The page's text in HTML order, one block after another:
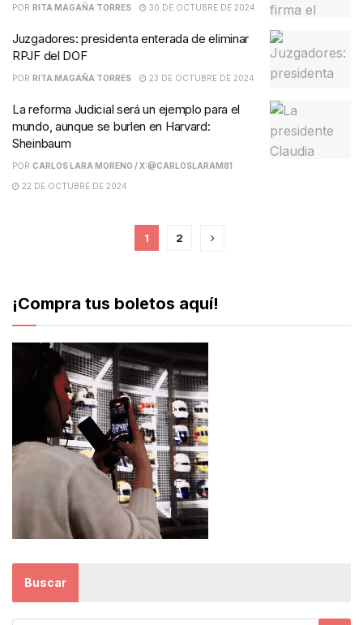
POR RITA MAGAÑA TORRES 30 DE OCTUBRE DE 2024
Juzgadores: presidenta enterada de eliminar
RPJF del DOF
POR RITA MAGAÑA TORRES 23 DE OCTUBRE DE 2024
La reforma Judicial será un ejemplo para el
mundo, aunque se burlen en Harvard:
Sheinbaum
POR CARLOS LARA MORENO / X:@CARLOSLARAM81
22 DE OCTUBRE DE 2024
1 2
¡Compra tus boletos aquí!
Buscar